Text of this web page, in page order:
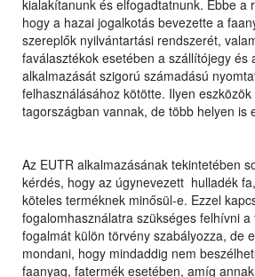
kialakítanunk és elfogadtatnunk. Ebbe a
hogy a hazai jogalkotás bevezette a
szereplők nyilvántartási rendszerét,
faválasztékok esetében a szállítójegy és
alkalmazását szigorú számadású
felhasználásához kötötte. Ilyen
tagországban vannak, de több helyen is
Az EUTR alkalmazásának tekintetében
kérdés, hogy az úgynevezett hulladék
köteles terméknek minősül-e. Ezzel
fogalomhasználatra szükséges felhívni
fogalmát külön törvény szabályozza, de
mondani, hogy mindaddig nem
faanyag, fatermék esetében, amíg